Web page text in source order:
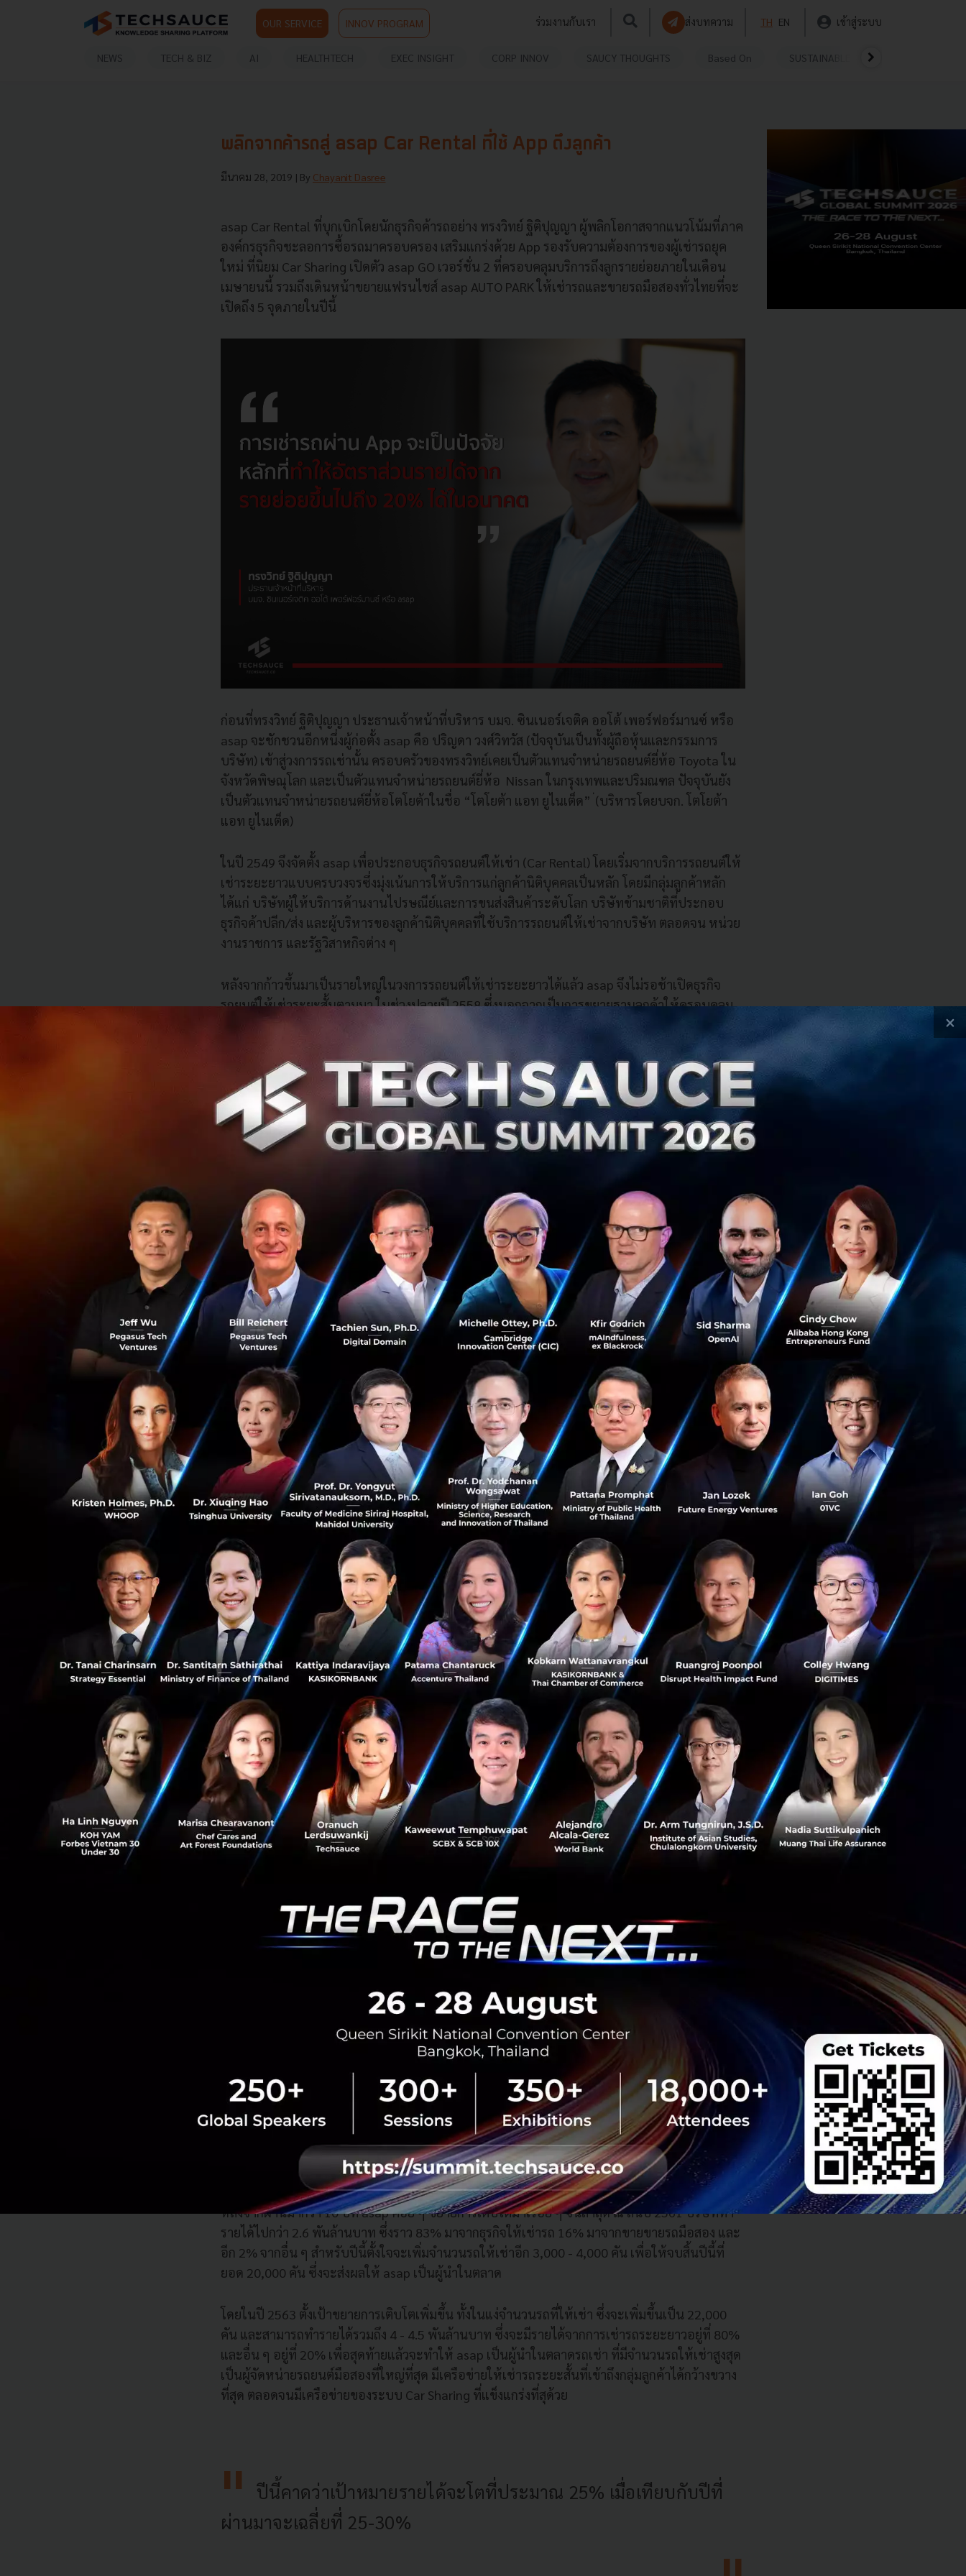
OUR SERVICE INNOV PROGRAM ร่วมงานกับเรา ส่งบทความ TH EN เข้าสู่ระบบ
NEWS TECH & BIZ AI HEALTHTECH EXEC INSIGHT CORP INNOV SAUCY THOUGHTS Based On SUSTAINABLE
0
197
พลิกจากค้ารถสู่ asap Car Rental ที่ใช้ App ดึงลูกค้า
มีนาคม 28, 2019 | By Chayanit Dasree
asap Car Rental ที่บุกเบิกโดยนักธุรกิจค้ารถอย่าง ทรงวิทย์ ฐิติปุญญา ผู้พลิกโอกาสจากแนวโน้มที่ภาค
องค์กรธุรกิจชะลอการซื้อรถมาครอบครอง เสริมแกร่งด้วย App รองรับความต้องการของผู้เช่ารถยุค
ใหม่ ที่นิยม Car Sharing เปิดตัว asap GO เวอร์ชั่น 2 ที่ครอบคลุมบริการถึงลูกรายย่อยภายในเดือน
เมษายนนี้ รวมถึงเดินหน้าขยายแฟรนไชส์ asap AUTO PARK ให้เช่ารถและขายรถมือสองทั่วไทยที่จะ
เปิดถึง 5 จุดภายในปีนี้
ก่อนที่ทรงวิทย์ ฐิติปุญญา ประธานเจ้าหน้าที่บริหาร บมจ. ซินเนอร์เจติค ออโต้ เพอร์ฟอร์มานซ์ หรือ
asap จะชักชวนอีกหนึ่งผู้ก่อตั้ง asap คือ ปริญดา วงศ์วิทวัส (ปัจจุบันเป็นทั้งผู้ถือหุ้นและกรรมการ
บริษัท) เข้าสู่วงการรถเช่านั้น ครอบครัวของทรงวิทย์เคยเป็นตัวแทนจำหน่ายรถยนต์ยี่ห้อ Toyota ใน
จังหวัดพิษณุโลก และเป็นตัวแทนจำหน่ายรถยนต์ยี่ห้อ Nissan ในกรุงเทพและปริมณฑล ปัจจุบันยัง
เป็นตัวแทนจำหน่ายรถยนต์ยี่ห้อโตโยต้าในชื่อ “โตโยต้า แอท ยูไนเต็ด” ่(บริหารโดยบจก. โตโยต้า
แอท ยูไนเต็ด)
ในปี 2549 จึงจัดตั้ง asap เพื่อประกอบธุรกิจรถยนต์ให้เช่า (Car Rental) โดยเริ่มจากบริการรถยนต์ให้
เช่าระยะยาวแบบครบวงจรซึ่งมุ่งเน้นการให้บริการแก่ลูกค้านิติบุคคลเป็นหลัก โดยมีกลุ่มลูกค้าหลัก
ได้แก่ บริษัทผู้ให้บริการด้านงานไปรษณีย์และการขนส่งสินค้าระดับโลก บริษัทข้ามชาติที่ประกอบ
ธุรกิจค้าปลีก/ส่ง และผู้บริหารของลูกค้านิติบุคคลที่ใช้บริการรถยนต์ให้เช่าจากบริษัท ตลอดจน หน่วย
งานราชการ และรัฐวิสาหกิจต่าง ๆ
หลังจากก้าวขึ้นมาเป็นรายใหญ่ในวงการรถยนต์ให้เช่าระยะยาวได้แล้ว asap จึงไม่รอช้าเปิดธุรกิจ
รถยนต์ให้เช่าระยะสั้นตามมา ในช่วงปลายปี 2558 ซึ่งนอกจากเป็นการขยายฐานลูกค้าให้ครอบคลุม
ทุกกลุ่มเป้าหมายโดยใช้ทรัพยากรของบริษัทและฐานลูกค้าที่มีอยู่ให้เกิดประโยชน์สูงสุดแล้ว ยัง
เป็นการตอบรับต่อความต้องการเช่ารถยนต์ระยะสั้นที่เพิ่มมากขึ้น จากปัจจัยที่ไลฟ์สไตล์ของผู้บริโภคที่
เปลี่่ยนไป รวมถึงการที่ประเทศไทยเข้าสู่การเป็นประชาคมเศรษฐกิจอาเซียน (AEC) และการเติบโต
ของภาคการท่องเที่ยวของประเทศด้วย
ทั้้งนี้ในปี 2560 ตลาดรถให้เช่า (Car Rental Market) มีมูลค่า 4.25 หมื่นบ้านบาท แบ่งเป็นเช่าแบบ
ระยะยาว (4-5 ปี) ที่ 70% และระยะสั้นที่ 30% โดยระหว่างปี 2549 ถึง 2560 มีอัตราการเติบโตเฉลี่ย
มูลค่าตลาดรวมอยู่ที่ 4.5 - 4.59 หมื่นล้านบาท
เรามองเห็นโอกาสในระยะยาวที่องค์กรขนาดใหญ่จะมีอัตราส่วนของ
การเช่ารถมากกว่าซื้อรถ ที่จะทำให้เรารักษาฐานลูกค้าได้อย่างต่อเนื่อง
กว่าการเป็นเพียง dealer อีกทั้งมองว่าธุรกิจให้เช่ารถจะเปิดกว้างมากขึ้น
ด้วย
ทรงวิทย์ เล่าว่าตัวเขาผ่านการเรียนรู้มามากมายในช่วงของการผันตัวจากธุรกิจขายรถมาบุกเบิก แม้ใน
ตอนแรกยังไม่กล้าที่จะลงทุนมากนัก กระทั่งผ่านช่วง 4-5 ปีแรกของการก่อตั้งธุรกิจที่ฐานลูกค้าเริ่มแข็ง
แรง สามารถขายรถมือสองที่นำมาให้เช่าได้กำไร และมีการเติบโตของรายได้ดีขึ้น จึงเริ่มขยับการลงทุน
เพิ่มและให้น้ำหนักกับการสร้างแบรนด์มากขึ้นในช่วงต่อมา โดยเลือกใช้ asap เพียงชื่อเดียวในการให้
บริการรถยนต์ให้เช่าทุกประเภทของบริษัท
“ช่วง 4-5 ปีแรกเป็นช่วงที่เราเรียนรู้และหาประสบการณ์ ทำให้ฐานลูกค้าแข็งแรง ช่วงต่อมาเริ่มสร้าง
แบรนด์และขยายฐานลูกค้า สร้างจุดแข็งด้านบริการ เช่น สามารถ commit กับลูกค้าที่เช่ารถได้ ทั้งใน
เรืื่องเวลาส่งมอบรถ และเวลาที่ซ่อมรถเสร็จ ช่วงที่สามก็ถึงเวลาต้องก้าวกระโดดแล้ว”
ทรงวิทย์ เล่าอีกว่าช่วงที่ 3 ได้เรียนรู้ว่าอุปสรรคที่ขัดขวางการเติบโตแบบก้าวกระโดนคือ ความเชื่อมั่น
ของลูกค้า จำนวนรถที่เพียงพอ และแหล่งเงินทุน ที่ asap พยายามสร้างจุดแข็งในสามเรื่องนี้ โดยมีตัวชี้
วัดความสำเร็จของธุรกิจเห็นได้จากปริมาณรถยนต์ให้เช่าที่เติบโตอย่างรวดเร็วจาก 96 คัน ในปี 2549
เป็น 6,375 คัน ในปี 2559 และมีแนวโน้มเพิ่มขึ้นอย่างต่อเนื่อง จากการเติบโตแบบก้าวกระโดดของ
ภาคการขนส่งและโลจิสติกส์ในประเทศ จนปีที่แล้วมีรถให้บริการถึง 17,000 คัน ซึ่งถือว่าเป็นลำดับต้น
ๆ ของวงการ Car Rent ในประเทศไทย
หลังจากผ่านมากว่า 10 ปีที่ asap ค่อย ๆ ขยายการเติบโตมาเรื่อย ๆ จนล่าสุด ณ สิ้นปี 2561 บริษัททำ
รายได้ไปกว่า 2.6 พันล้านบาท ซึ่งราว 83% มาจากธุรกิจให้เช่ารถ 16% มาจากขายขายรถมือสอง และ
อีก 2% จากอื่น ๆ สำหรับปีนี้ตั้งใจจะเพิ่มจำนวนรถให้เช่าอีก 3,000 - 4,000 คัน เพื่อให้จบสิ้นปีนี้ที่
ยอด 20,000 คัน ซึ่งจะส่งผลให้ asap เป็นผู้นำในตลาด
โดยในปี 2563 ตั้งเป้าขยายการเติบโตเพิ่มขึ้น ทั้งในแง่จำนวนรถที่ให้เช่า ซึ่งจะเพิ่มขึ้นเป็น 22,000
คัน และสามารถทำรายได้รวมถึง 4 - 4.5 พันล้านบาท ซึ่งจะมีรายได้จากการเช่ารถระยะยาวอยู่ที่ 80%
และอื่น ๆ อยู่ที่ 20% เพื่อสุดท้ายแล้วจะทำให้ asap เป็นผู้นำในตลาดรถเช่า ที่มีจำนวนรถให้เช่าสูงสุด
เป็นผู้จัดหน่ายรถยนต์มือสองที่ใหญ่ที่สุด มีเครือข่ายให้เช่ารถระยะสั้นที่เข้าถึงกลุ่มลูกค้าได้กว้างขวาง
ที่สุด ตลอดจนมีเครือข่ายของระบบ Car Sharing ที่แข็งแกร่งที่สุด้วย
ปีนี้คาดว่าเป้าหมายรายได้จะโตที่ประมาณ 25% เมื่อเทียบกับปีที่
ผ่านมาจะเฉลี่ยที่ 25-30%
×